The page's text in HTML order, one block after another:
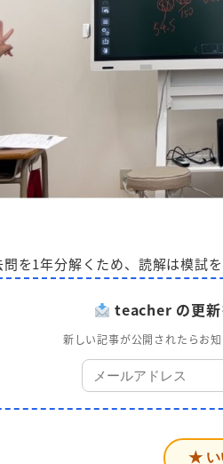
を1年分解くため、読解は模試
teacher の更新
新しい記事が公開されたらお
★ い